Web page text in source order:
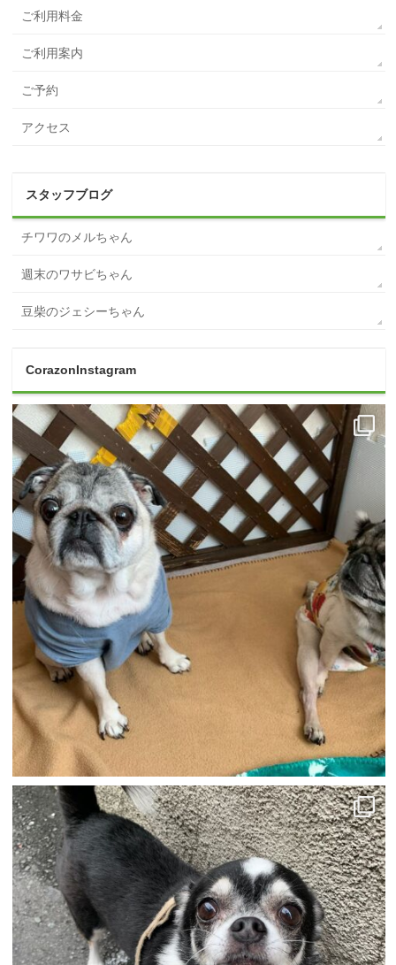
ご利用料金
ご利用案内
ご予約
アクセス
スタッフブログ
チワワのメルちゃん
週末のワサビちゃん
豆柴のジェシーちゃん
CorazonInstagram